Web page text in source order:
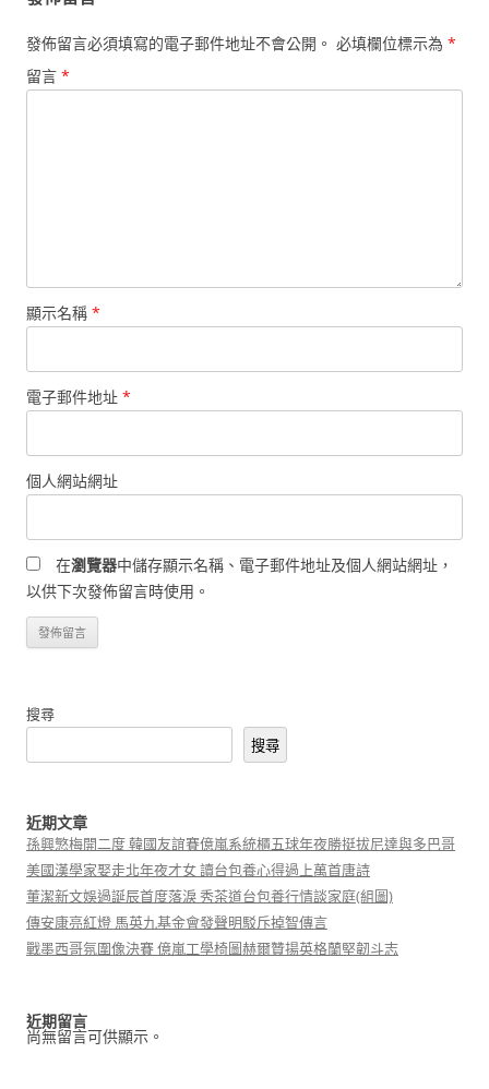
發佈留言必須填寫的電子郵件地址不會公開。 必填欄位標示為 *
留言 *
顯示名稱 *
電子郵件地址 *
個人網站網址
在瀏覽器中儲存顯示名稱、電子郵件地址及個人網站網址，
以供下次發佈留言時使用。
搜尋
搜尋
近期文章
孫興慜梅開二度 韓國友誼賽億嵐系統櫃五球年夜勝挺拔尼達與多巴哥
美國漢學家娶走北年夜才女 讀台包養心得過上萬首唐詩
董潔新文娛過誕辰首度落淚 秀茶道台包養行情談家庭(組圖)
傳安康亮紅燈 馬英九基金會發聲明駁斥掉智傳言
戰墨西哥氛圍像決賽 億嵐工學椅圖赫爾贊揚英格蘭堅韌斗志
近期留言
尚無留言可供顯示。